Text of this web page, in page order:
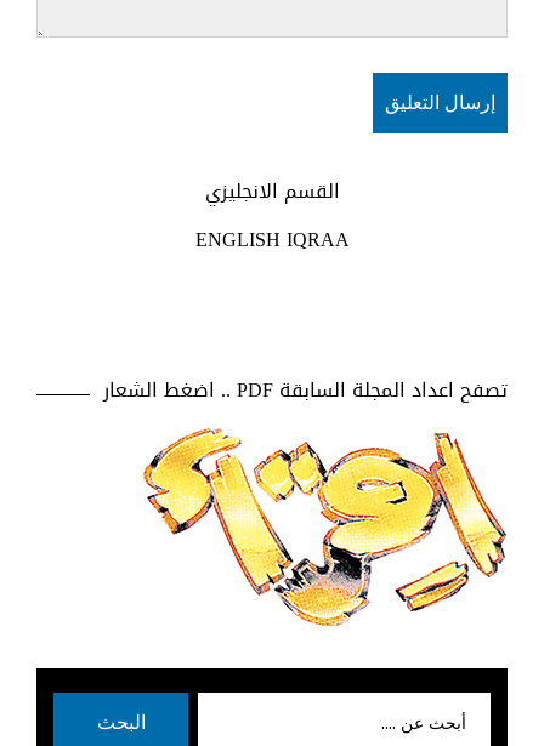
القسم الانجليزي
ENGLISH IQRAA
تصفح اعداد المجلة السابقة PDF .. اضغط الشعار
البحث